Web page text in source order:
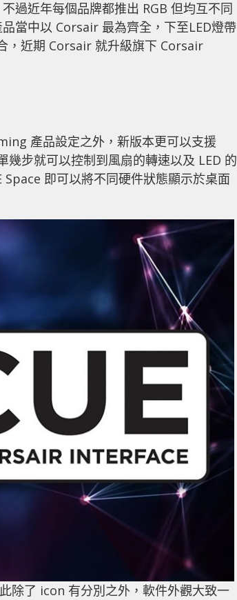
過近年每個品牌都推出 RGB 但均互不同
當中以 Corsair 最為齊全，下至LED燈帶
，近期 Corsair 就升級旗下 Corsair
產品設定之外，新版本更可以支援
步就可以控制到風扇的轉速以及 LED 的
即可以將不同硬件狀態顯示於桌面
除了 icon 有分別之外，軟件外觀大致一